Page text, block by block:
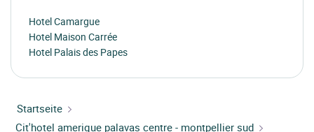
Hotel Camargue
Hotel Maison Carrée
Hotel Palais des Papes
Startseite
Cit'hotel amerique palavas centre - montpellier sud